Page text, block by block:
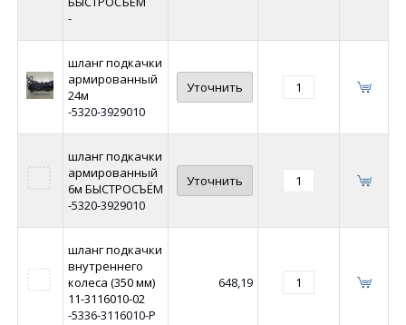
-
шланг подкачки
армированный
24м
-5320-3929010
Уточнить
шланг подкачки
армированный
6м БЫСТРОСЪЁМ
-5320-3929010
Уточнить
шланг подкачки
внутреннего
колеса (350 мм)
11-3116010-02
-5336-3116010-Р
648,19